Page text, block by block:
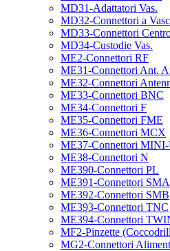
MD31-Adattatori Vas.
MD32-Connettori a
MD33-Connettori
MD34-Custodie Vas.
ME2-Connettori RF
ME31-Connettori Ant.
ME32-Connettori
ME33-Connettori BNC
ME34-Connettori F
ME35-Connettori FME
ME36-Connettori MCX
ME37-Connettori
ME38-Connettori N
ME390-Connettori PL
ME391-Connettori SMA
ME392-Connettori SMB
ME393-Connettori TNC
ME394-Connettori
MF2-Pinzette
MG2-Connettori